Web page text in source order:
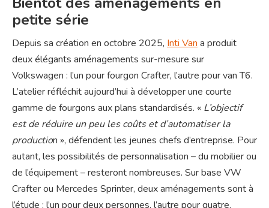
petite série
Depuis sa création en octobre 2025, Inti Van a produit
deux élégants aménagements sur-mesure sur
Volkswagen : l’un pour fourgon Crafter, l’autre pour van T6.
L’atelier réfléchit aujourd’hui à développer une courte
gamme de fourgons aux plans standardisés. « L’objectif
est de réduire un peu les coûts et d’automatiser la
production », défendent les jeunes chefs d’entreprise. Pour
autant, les possibilités de personnalisation – du mobilier ou
de l’équipement – resteront nombreuses. Sur base VW
Crafter ou Mercedes Sprinter, deux aménagements sont à
l’étude : l’un pour deux personnes, l’autre pour quatre.